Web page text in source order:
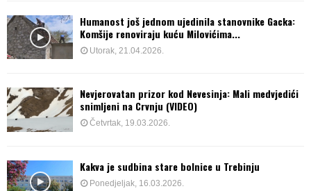
Humanost još jednom ujedinila stanovnike Gacka:
Komšije renoviraju kuću Milovićima...
Utorak, 21.04.2026.
Nevjerovatan prizor kod Nevesinja: Mali medvjedići
snimljeni na Crvnju (VIDEO)
Četvrtak, 19.03.2026.
Kakva je sudbina stare bolnice u Trebinju
Ponedjeljak, 16.03.2026.